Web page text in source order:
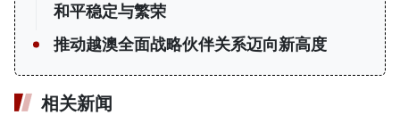
和平稳定与繁荣
推动越澳全面战略伙伴关系迈向新高度
相关新闻